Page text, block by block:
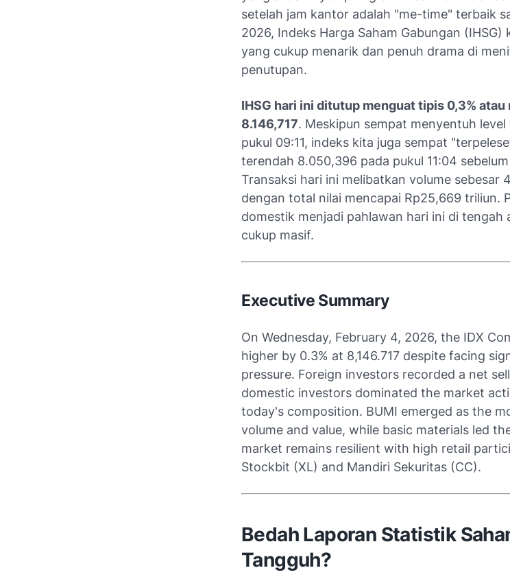
setelah jam kantor adalah "me-time" terbaik
2026, Indeks Harga Saham Gabungan
yang cukup menarik dan penuh drama di
penutupan.
IHSG hari ini ditutup menguat tipis 0,3%
8.146,717. Meskipun sempat menyentuh
pukul 09:11, indeks kita juga sempat
terendah 8.050,396 pada pukul 11:04
Transaksi hari ini melibatkan volume sebesar
dengan total nilai mencapai Rp25,669 triliun.
domestik menjadi pahlawan hari ini di tengah
cukup masif.
Executive Summary
On Wednesday, February 4, 2026, the IDX
higher by 0.3% at 8,146.717 despite facing
pressure. Foreign investors recorded a net
domestic investors dominated the market
today's composition. BUMI emerged as the
volume and value, while basic materials led
market remains resilient with high retail
Stockbit (XL) and Mandiri Sekuritas (CC).
Bedah Laporan Statistik
Tangguh?